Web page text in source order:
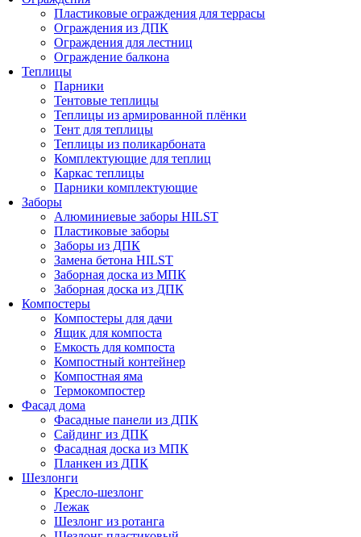
Пластиковые ограждения для террасы
Ограждения из ДПК
Ограждения для лестниц
Ограждение балкона
Теплицы
Парники
Тентовые теплицы
Теплицы из армированной плёнки
Тент для теплицы
Теплицы из поликарбоната
Комплектующие для теплиц
Каркас теплицы
Парники комплектующие
Заборы
Алюминиевые заборы HILST
Пластиковые заборы
Заборы из ДПК
Замена бетона HILST
Заборная доска из МПК
Заборная доска из ДПК
Компостеры
Компостеры для дачи
Ящик для компоста
Емкость для компоста
Компостный контейнер
Компостная яма
Термокомпостер
Фасад дома
Фасадные панели из ДПК
Сайдинг из ДПК
Фасадная доска из МПК
Планкен из ДПК
Шезлонги
Кресло-шезлонг
Лежак
Шезлонг из ротанга